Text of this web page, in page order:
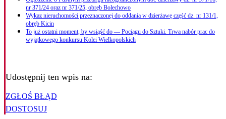
nr 371/24 oraz nr 371/25, obręb Bolechowo
Wykaz nieruchomości przeznaczonej do oddania w dzierżawę część dz. nr 131/1,
obręb Kicin
To już ostatni moment, by wsiąść do — Pociągu do Sztuki. Trwa nabór prac do
wyjątkowego konkursu Kolei Wielkopolskich
Udostępnij ten wpis na:
ZGŁOŚ BŁĄD
DOSTOSUJ